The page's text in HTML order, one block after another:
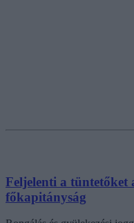
Feljelenti a tüntetőket
főkapitányság